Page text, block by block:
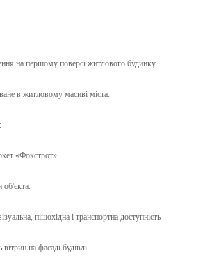
на першому поверсі житлового будинку
в житловому масиві міста.
«Фокстрот»
об'єкта:
пішохідна і транспортна доступність
вітрин на фасаді будівлі